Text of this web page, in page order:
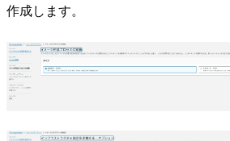
作成します。